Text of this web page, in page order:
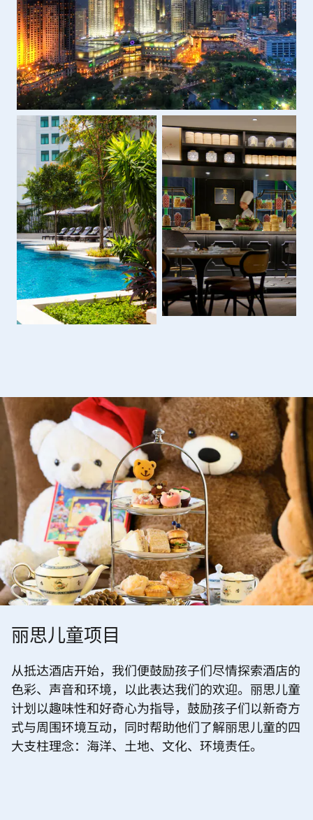
丽思儿童项目
从抵达酒店开始，我们便鼓励孩子们尽情探索酒店的
色彩、声音和环境，以此表达我们的欢迎。丽思儿童
计划以趣味性和好奇心为指导，鼓励孩子们以新奇方
式与周围环境互动，同时帮助他们了解丽思儿童的四
大支柱理念：海洋、土地、文化、环境责任。